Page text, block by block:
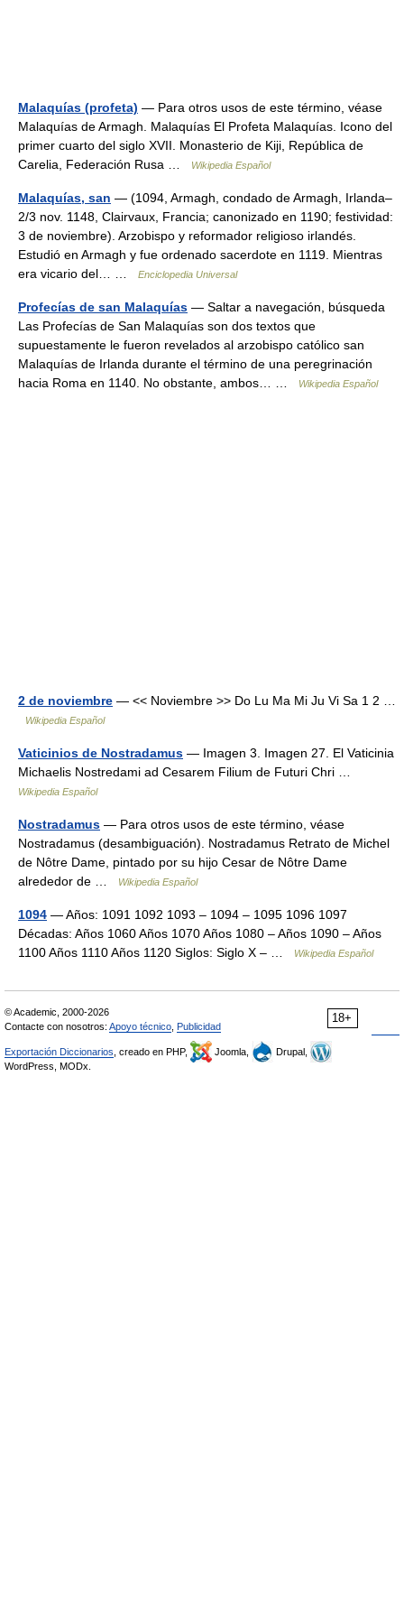
Malaquías (profeta) — Para otros usos de este término, véase
Malaquías de Armagh. Malaquías El Profeta Malaquías. Icono del
primer cuarto del siglo XVII. Monasterio de Kiji, República de
Carelia, Federación Rusa …
Wikipedia Español
Malaquías, san — (1094, Armagh, condado de Armagh, Irlanda–
2/3 nov. 1148, Clairvaux, Francia; canonizado en 1190; festividad:
3 de noviembre). Arzobispo y reformador religioso irlandés.
Estudió en Armagh y fue ordenado sacerdote en 1119. Mientras
era vicario del… …
Enciclopedia Universal
Profecías de san Malaquías — Saltar a navegación, búsqueda
Las Profecías de San Malaquías son dos textos que
supuestamente le fueron revelados al arzobispo católico san
Malaquías de Irlanda durante el término de una peregrinación
hacia Roma en 1140. No obstante, ambos… …
Wikipedia Español
2 de noviembre — << Noviembre >> Do Lu Ma Mi Ju Vi Sa 1 2 …
Wikipedia Español
Vaticinios de Nostradamus — Imagen 3. Imagen 27. El Vaticinia
Michaelis Nostredami ad Cesarem Filium de Futuri Chri …
Wikipedia Español
Nostradamus — Para otros usos de este término, véase
Nostradamus (desambiguación). Nostradamus Retrato de Michel
de Nôtre Dame, pintado por su hijo Cesar de Nôtre Dame
alrededor de …
Wikipedia Español
1094 — Años: 1091 1092 1093 – 1094 – 1095 1096 1097
Décadas: Años 1060 Años 1070 Años 1080 – Años 1090 – Años
1100 Años 1110 Años 1120 Siglos: Siglo X – …
Wikipedia Español
18+
© Academic, 2000-2026
Contacte con nosotros: Apoyo técnico Publicidad
Exportación Diccionarios , creado en PHP, Joomla,
Drupal,
WordPress, MODx.